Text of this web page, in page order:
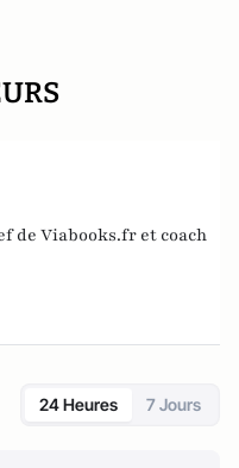
de Viabooks.fr et coach
24 Heures 7 Jours